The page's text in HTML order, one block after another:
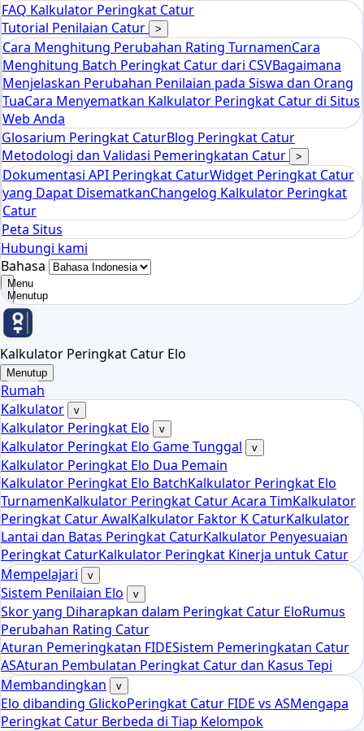
FAQ Kalkulator Peringkat Catur
Tutorial Penilaian Catur
>
Cara Menghitung Perubahan Rating TurnamenCara
Menghitung Batch Peringkat Catur dari CSVBagaimana
Menjelaskan Perubahan Penilaian pada Siswa dan Orang
TuaCara Menyematkan Kalkulator Peringkat Catur di Situs
Web Anda
Glosarium Peringkat CaturBlog Peringkat Catur
Metodologi dan Validasi Pemeringkatan Catur
>
Dokumentasi API Peringkat CaturWidget Peringkat Catur
yang Dapat DisematkanChangelog Kalkulator Peringkat
Catur
Peta Situs
Hubungi kami
Bahasa
Menu
Menutup
Kalkulator Peringkat Catur Elo
Menutup
Rumah
Kalkulator
v
Kalkulator Peringkat Elo v
Kalkulator Peringkat Elo Game Tunggal v
Kalkulator Peringkat Elo Dua Pemain
Kalkulator Peringkat Elo BatchKalkulator Peringkat Elo
TurnamenKalkulator Peringkat Catur Acara TimKalkulator
Peringkat Catur AwalKalkulator Faktor K CaturKalkulator
Lantai dan Batas Peringkat CaturKalkulator Penyesuaian
Peringkat CaturKalkulator Peringkat Kinerja untuk Catur
Mempelajari
v
Sistem Penilaian Elo v
Skor yang Diharapkan dalam Peringkat Catur EloRumus
Perubahan Rating Catur
Aturan Pemeringkatan FIDESistem Pemeringkatan Catur
ASAturan Pembulatan Peringkat Catur dan Kasus Tepi
Membandingkan
v
Elo dibanding GlickoPeringkat Catur FIDE vs ASMengapa
Peringkat Catur Berbeda di Tiap Kelompok